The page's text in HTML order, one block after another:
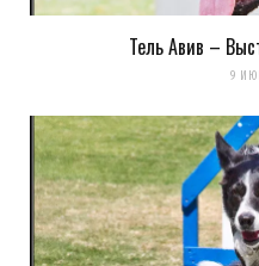
Тель Авив –
9